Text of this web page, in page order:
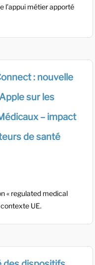
l’appui métier apporté
: nouvelle
sur les
– impact
de santé
« regulated medical
UE.